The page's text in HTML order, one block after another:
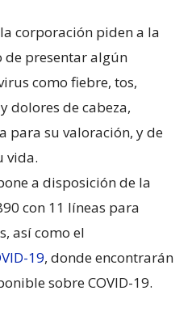
corporación piden a la
de presentar algún
como fiebre, tos,
dolores de cabeza,
para su valoración, y de
vida.
a disposición de la
con 11 líneas para
así como el
19, donde encontrarán
sobre COVID-19.